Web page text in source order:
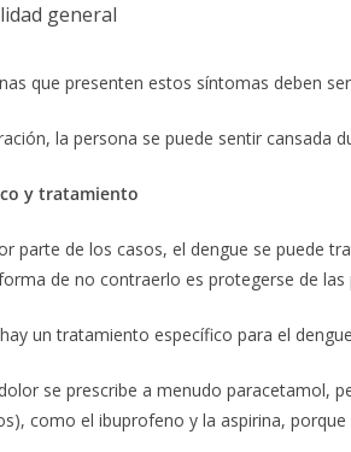
general
que presenten estos síntomas deben
la persona se puede sentir cansada
y tratamiento
parte de los casos, el dengue se puede
de no contraerlo es protegerse de las
un tratamiento específico para el
se prescribe a menudo paracetamol,
como el ibuprofeno y la aspirina,